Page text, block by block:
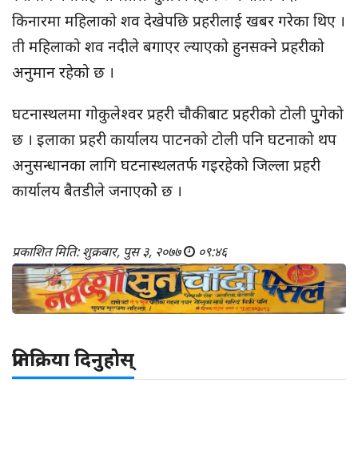
किनारमा महिलाको शव देखेपछि प्रहरीलाई खबर गरेका थिए ।
ती महिलाको शव नदीले बगाएर ल्याएको हुनसक्ने प्रहरीको
अनुमान रहेको छ ।
घटनास्थलमा गोकुलेश्वर प्रहरी चौकीबाट प्रहरीको टोली पुुगेको
छ । इलाका प्रहरी कार्यालय पाटनको टोली पनि घटनाको थप
अनुसन्धानका लागि घटनास्थलतर्फ गइरहेको जिल्ला प्रहरी
कार्यालय बैतडीले जनाएकोे छ ।
प्रकाशित मिति: शुक्रबार, पुस ३, २०७७ ०९:४६
प्रतिक्रिया दिनुहोस्